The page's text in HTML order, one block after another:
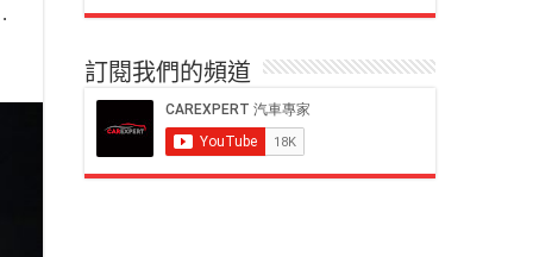
訂閱我們的頻道